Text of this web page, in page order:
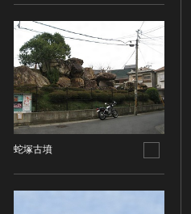
蛇塚古墳
生活文化
生活文化（食文化を除く）
食文化
その他
民俗
有形民俗文化財
古墳